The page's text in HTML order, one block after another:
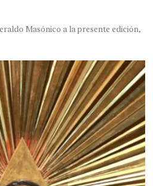
Masónico a la presente edición,